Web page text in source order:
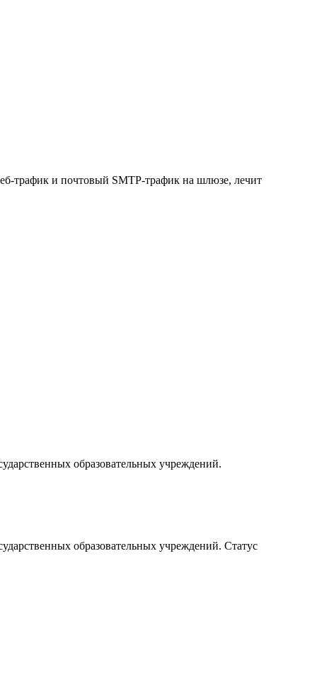
трафик и почтовый SMTP-трафик на шлюзе, лечит
образовательных учреждений.
образовательных учреждений. Статус